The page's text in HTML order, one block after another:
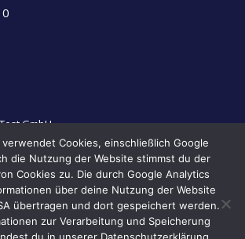
GmbH
verwendet Cookies, einschließlich Google
die Nutzung der Website stimmst du der
Cookies zu. Die durch Google Analytics
über deine Nutzung der Website
übertragen und dort gespeichert werden.
zur Verarbeitung und Speicherung